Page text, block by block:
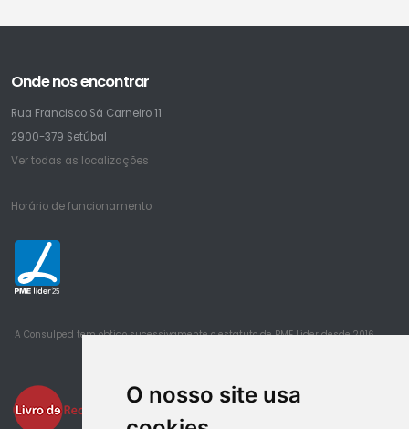
O nosso site usa
Onde nos encontrar
Rua Francisco Sá Carneiro 11
2900-379 Setúbal
Ver todas as localizações
Horário de funcionamento
25
A Consulped tem obtido sucessivamente o estatuto de PME Lider desde 2016